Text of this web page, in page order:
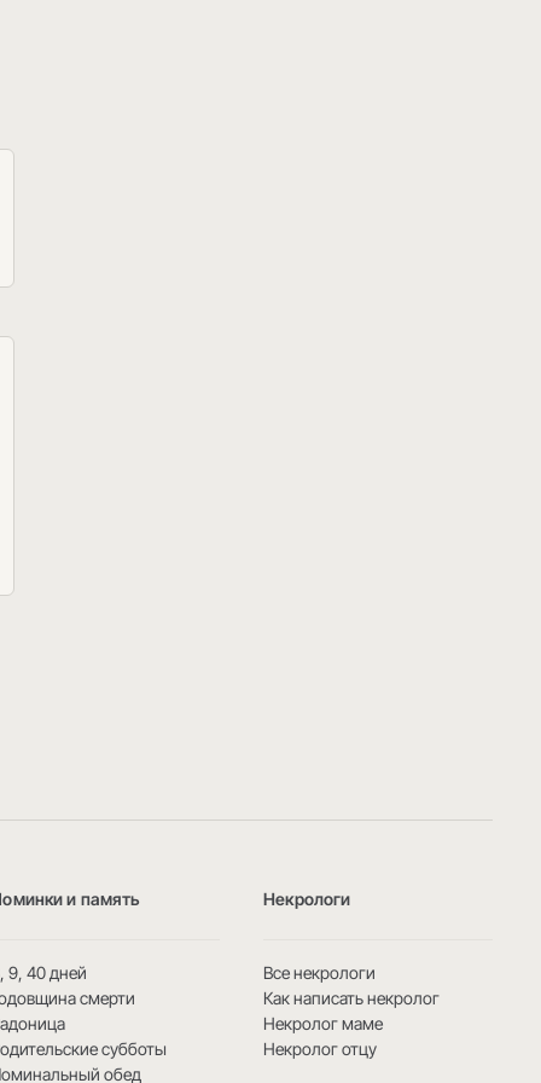
и память
9, 40 дней
смерти
субботы
обед
Некрологи
Все некрологи
Как написать некролог
Некролог маме
Некролог отцу